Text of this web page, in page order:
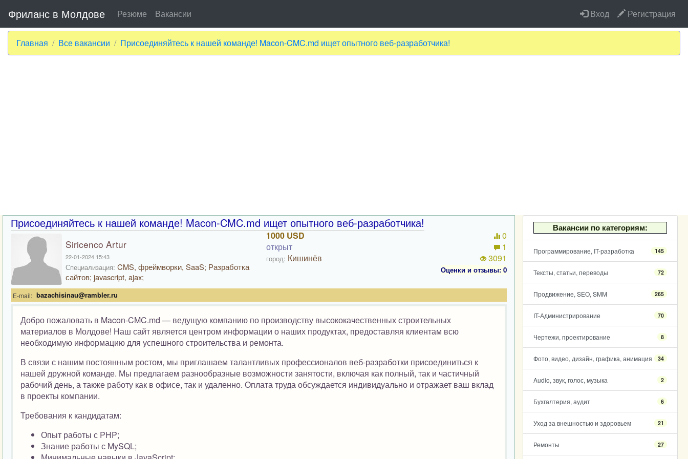
Фриланс в Молдове Резюме Вакансии Вход Регистрация
Главная Все вакансии Присоединяйтесь к нашей команде! Macon-CMC.md ищет опытного веб-разработчика!
Вакансии по категориям:
Программирование, IT-разработка 145
Тексты, статьи, переводы 72
Продвижение, SEO, SMM 265
IT-Администрирование 70
Чертежи, проектирование 8
Фото, видео, дизайн, графика, анимация 34
Audio, звук, голос, музыка 2
Бухгалтерия, аудит 6
Уход за внешностью и здоровьем 21
Ремонты 27
Присоединяйтесь к нашей команде! Macon-CMC.md ищет опытного веб-разработчика!
Siricenco Artur
22-01-2024 15:43
Специализация: CMS, фреймворки, SaaS; Разработка
сайтов; javascript, ajax;
1000 USD
открыт
город: Кишинёв
0
1
3091
Оценки и отзывы: 0
E-mail: bazachisinau@rambler.ru
Добро пожаловать в Macon-CMC.md — ведущую компанию по производству высококачественных строительных
материалов в Молдове! Наш сайт является центром информации о наших продуктах, предоставляя клиентам всю
необходимую информацию для успешного строительства и ремонта.
В связи с нашим постоянным ростом, мы приглашаем талантливых профессионалов веб-разработки присоединиться к
нашей дружной команде. Мы предлагаем разнообразные возможности занятости, включая как полный, так и частичный
рабочий день, а также работу как в офисе, так и удаленно. Оплата труда обсуждается индивидуально и отражает ваш вклад
в проекты компании.
Требования к кандидатам:
Опыт работы с PHP;
Знание работы с MySQL;